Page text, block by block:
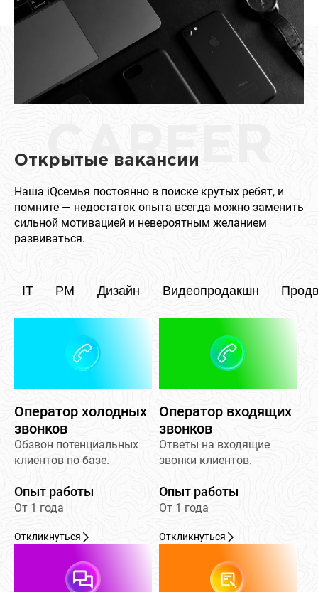
CAREER
Открытые вакансии
Наша iQсемья постоянно в поиске крутых ребят, и
помните — недостаток опыта всегда можно заменить
сильной мотивацией и невероятным желанием
развиваться.
IT PM Дизайн Видеопродакшн
Оператор холодных
звонков
Обзвон потенциальных
клиентов по базе.
Опыт работы
От 1 года
Откликнуться
Оператор входящих
звонков
Ответы на входящие
звонки клиентов.
Опыт работы
От 1 года
Откликнуться